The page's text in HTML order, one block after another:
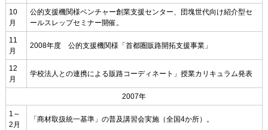
10
月
公的支援機関様ベンチャー創業支援センター、団塊世代向け紹介型セ
ールスレップセミナー開催。
11
月
2008年度 公的支援機関様「首都圏販路開拓支援事業」
12
月
学校法人との連携による販路コーディネート」授業カリキュラム発表
2007年
1～
2月
「商材取扱統一基準」の普及講習会実施（全国4か所）。